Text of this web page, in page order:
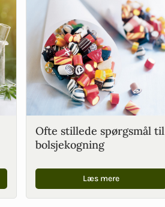
Ofte stillede spørgsmål til
bolsjekogning
Læs mere